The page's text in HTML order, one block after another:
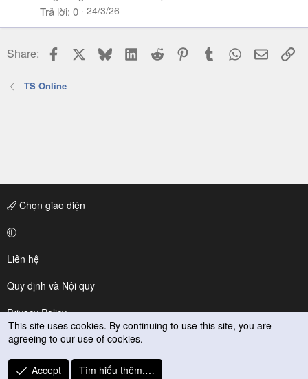
Trả lời 0 24/3/26
Share: Facebook BlueskyLinkedIn
Reddit PinterestTumblr WhatsApp
Email
TS Online
Chọn giao diện
Liên hệ
Quy định và Nội quy
Privacy Policy
Trợ giúp
R
This site uses cookies. By continuing to use this site, you are
agreeing to our use of cookies.
Accept Tìm hiểu thêm.…